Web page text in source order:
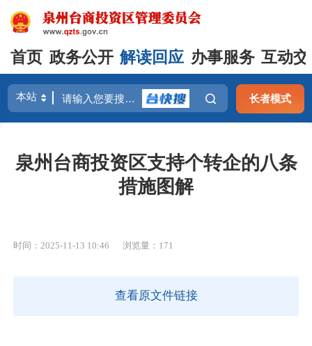
首页 政务公开 解读回应 办事服务 互动
长者模式
泉州台商投资区支持个转企的八条
措施图解
时间：2025-11-13 10:46 浏览量： 171
查看原文件链接